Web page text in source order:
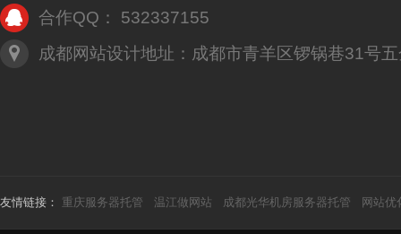
合作QQ： 532337155
成都网站设计地址：成都市青羊区锣锅巷31号
友情链接： 重庆服务器托管 温江做网站 成都光华机房服务器托管 网站优